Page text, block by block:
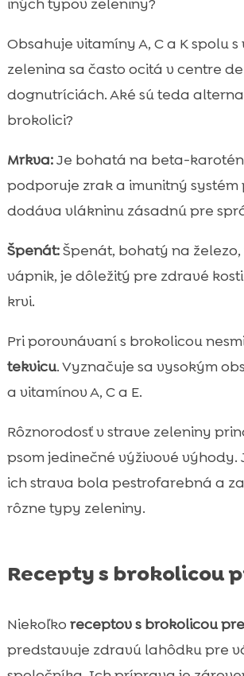
Obsahuje vitamíny A, C a K spolu
zelenina sa často ocitá v centre
dognutríciách. Aké sú teda
brokolici?
Mrkva:Je bohatá na beta-
podporuje zrak a imunitný systém
dodáva vlákninu zásadnú pre
Špenát:Špenát, bohatý na železo,
vápnik, je dôležitý pre zdravé
krvi.
Pri porovnávaní s brokolicou
tekvicu. Vyznačuje sa vysokým
a vitamínov A, C a E.
Rôznorodosť v strave zeleniny
psom jedinečné výživové výhody.
ich strava bola pestrofarebná a
rôzne typy zeleniny.
Recepty s brokolicou
Niekoľko receptov s brokolicou
predstavuje zdravú lahôdku pre